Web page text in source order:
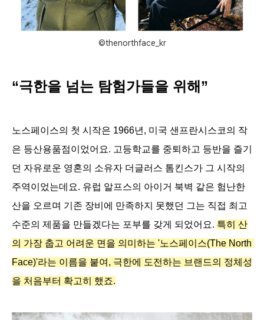
©thenorthface_kr
“극한을 넘는 탐험가들을 위해”
노스페이스의 첫 시작은 1966년, 미국 샌프란시스코의 작
은 등산용품점이었어요. 고등학교를 중퇴하고 등반을 즐기
던 자유로운 영혼의 소유자 더글러스 톰킨스가 그 시작의
주역이었는데요. 유럽 알프스의 아이거 북벽 같은 험난한
산을 오르며 기존 장비에 만족하지 못했던 그는 직접 최고
수준의 제품을 만들겠다는 포부를 갖게 되었어요. 특히 산
의 가장 춥고 어려운 면을 의미하는 '노스페이스(The North
Face)'라는 이름을 붙여, 극한에 도전하는 브랜드의 정체성
을 처음부터 확고히 했죠.